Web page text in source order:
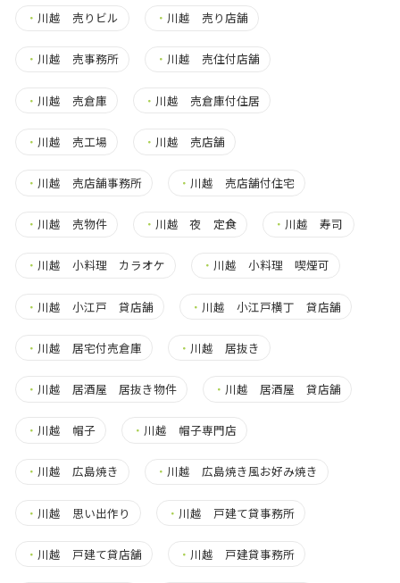
・ 川越 売りビル ・ 川越 売り店舗
・ 川越 売事務所 ・ 川越 売住付店舗
・ 川越 売倉庫 ・ 川越 売倉庫付住居
・ 川越 売工場 ・ 川越 売店舗
・ 川越 売店舗事務所 ・ 川越 売店舗付住宅
・ 川越 売物件 ・ 川越 夜 定食 ・ 川越 寿司
・ 川越 小料理 カラオケ ・ 川越 小料理 喫煙可
・ 川越 小江戸 貸店舗 ・ 川越 小江戸横丁 貸店舗
・ 川越 居宅付売倉庫 ・ 川越 居抜き
・ 川越 居酒屋 居抜き物件 ・ 川越 居酒屋 貸店舗
・ 川越 帽子 ・ 川越 帽子専門店
・ 川越 広島焼き ・ 川越 広島焼き風お好み焼き
・ 川越 思い出作り ・ 川越 戸建て貸事務所
・ 川越 戸建て貸店舗 ・ 川越 戸建貸事務所